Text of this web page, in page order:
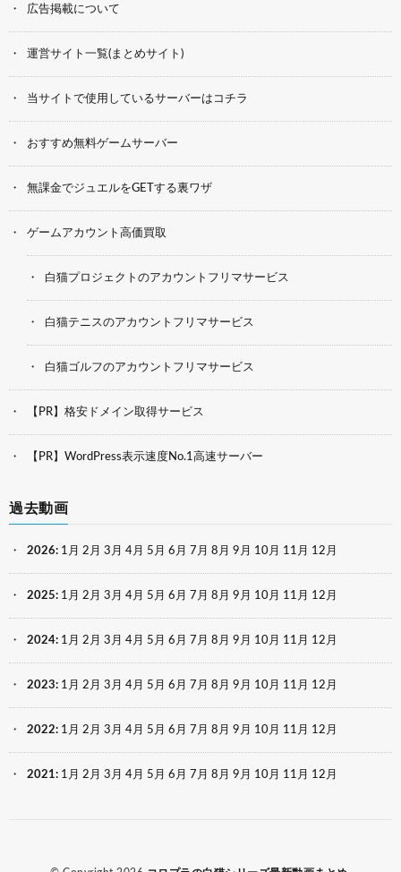
広告掲載について
運営サイト一覧(まとめサイト)
当サイトで使用しているサーバーはコチラ
おすすめ無料ゲームサーバー
無課金でジュエルをGETする裏ワザ
ゲームアカウント高価買取
白猫プロジェクトのアカウントフリマサービス
白猫テニスのアカウントフリマサービス
白猫ゴルフのアカウントフリマサービス
【PR】格安ドメイン取得サービス
【PR】WordPress表示速度No.1高速サーバー
過去動画
2026: 1月 2月 3月 4月 5月 6月 7月 8月 9月 10月 11月 12月
2025: 1月 2月 3月 4月 5月 6月 7月 8月 9月 10月 11月 12月
2024: 1月 2月 3月 4月 5月 6月 7月 8月 9月 10月 11月 12月
2023: 1月 2月 3月 4月 5月 6月 7月 8月 9月 10月 11月 12月
2022: 1月 2月 3月 4月 5月 6月 7月 8月 9月 10月 11月 12月
2021: 1月 2月 3月 4月 5月 6月 7月 8月 9月 10月 11月 12月